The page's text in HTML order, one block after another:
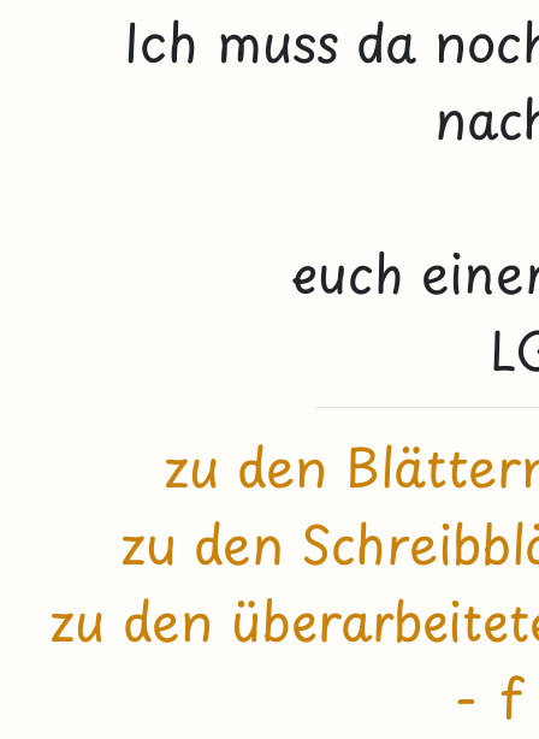
Ich muss da
euch
zu den
zu den
zu den
- f